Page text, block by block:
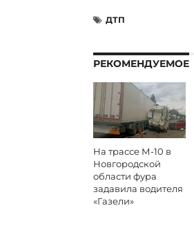
ДТП
РЕКОМЕНДУЕМОЕ
На трассе М-10 в
Новгородской
области фура
задавила водителя
«Газели»